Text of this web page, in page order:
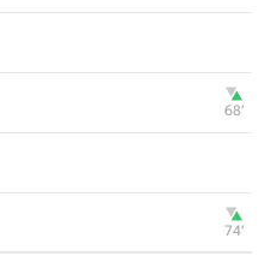
68‎’‎
74‎’‎